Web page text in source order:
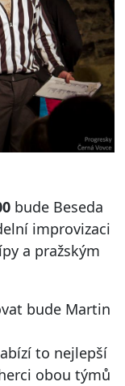
bude Beseda
improvizaci
a pražským
bude Martin
to nejlepší
obou týmů